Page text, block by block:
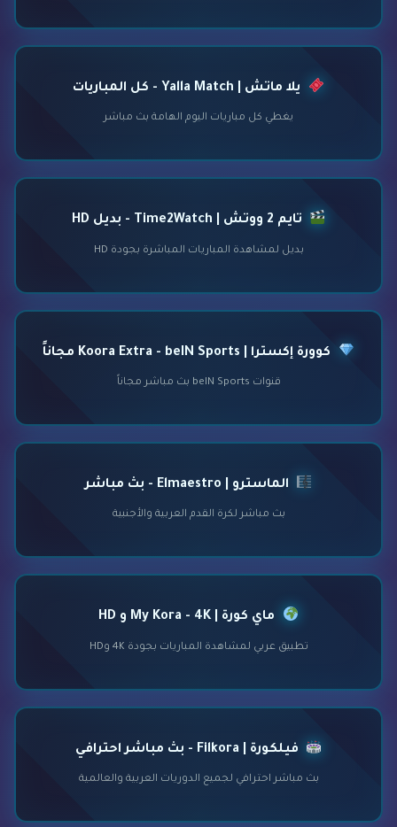
يلا ماتش | Yalla Match - كل المباريات
يغطي كل مباريات اليوم الهامة بث مباشر
تايم 2 ووتش | Time2Watch - بديل HD
بديل لمشاهدة المباريات المباشرة بجودة HD
كوورة إكسترا | Koora Extra - beIN Sports مجاناً
قنوات beIN Sports بث مباشر مجاناً
الماسترو | Elmaestro - بث مباشر
بث مباشر لكرة القدم العربية والأجنبية
ماي كورة | My Kora - 4K و HD
تطبيق عربي لمشاهدة المباريات بجودة 4K وHD
فيلكورة | Filkora - بث مباشر احترافي
بث مباشر احترافي لجميع الدوريات العربية والعالمية